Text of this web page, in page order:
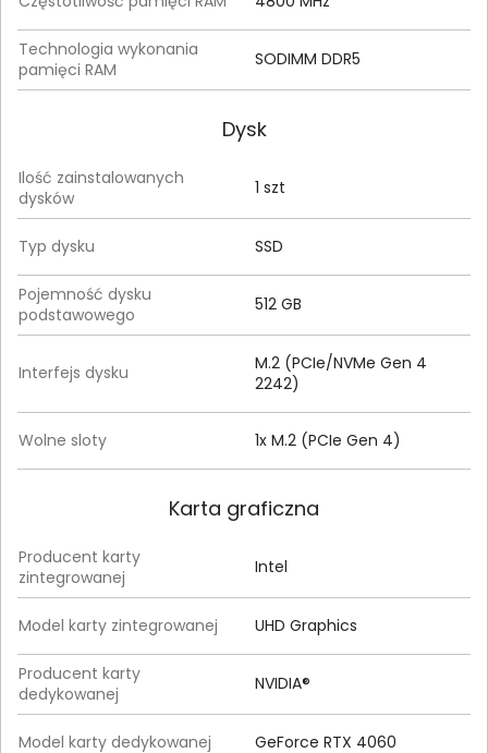
Technologia wykonania
pamięci RAM
SODIMM DDR5
Dysk
Ilość zainstalowanych
dysków
1 szt
Typ dysku SSD
Pojemność dysku
podstawowego
512 GB
Interfejs dysku
M.2 (PCIe/NVMe Gen 4
2242)
Wolne sloty 1x M.2 (PCIe Gen 4)
Karta graficzna
Producent karty
zintegrowanej
Intel
Model karty zintegrowanej UHD Graphics
Producent karty
dedykowanej
NVIDIA®
Model karty dedykowanej GeForce RTX 4060